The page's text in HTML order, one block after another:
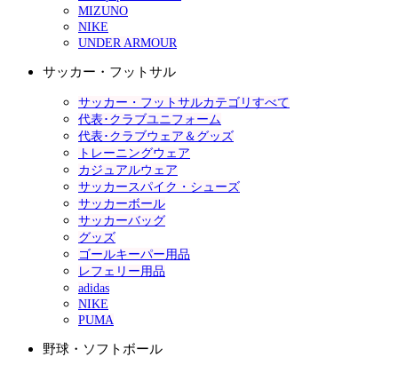
MIZUNO
NIKE
UNDER ARMOUR
サッカー・フットサル
サッカー・フットサルカテゴリすべて
代表･クラブユニフォーム
代表･クラブウェア＆グッズ
トレーニングウェア
カジュアルウェア
サッカースパイク・シューズ
サッカーボール
サッカーバッグ
グッズ
ゴールキーパー用品
レフェリー用品
adidas
NIKE
PUMA
野球・ソフトボール